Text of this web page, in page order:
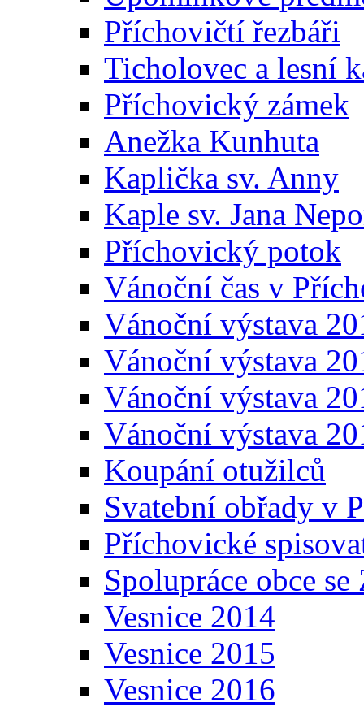
Příchovičtí řezbáři
Ticholovec a lesní
Příchovický zámek
Anežka Kunhuta
Kaplička sv. Anny
Kaple sv. Jana
Příchovický potok
Vánoční čas v
Vánoční výstava
Vánoční výstava
Vánoční výstava
Vánoční výstava
Koupání otužilců
Svatební obřady v
Příchovické
Spolupráce obce
Vesnice 2014
Vesnice 2015
Vesnice 2016